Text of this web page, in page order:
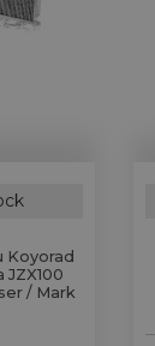
Koyorad
/ Mark